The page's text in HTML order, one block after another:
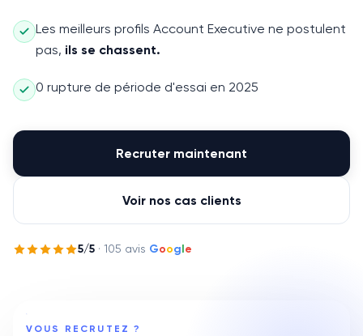
Les meilleurs profils Account Executive ne postulent
pas, ils se chassent.
0 rupture de période d'essai en 2025
Recruter maintenant
Voir nos cas clients
5/5 · 105 avis Google
VOUS RECRUTEZ ?